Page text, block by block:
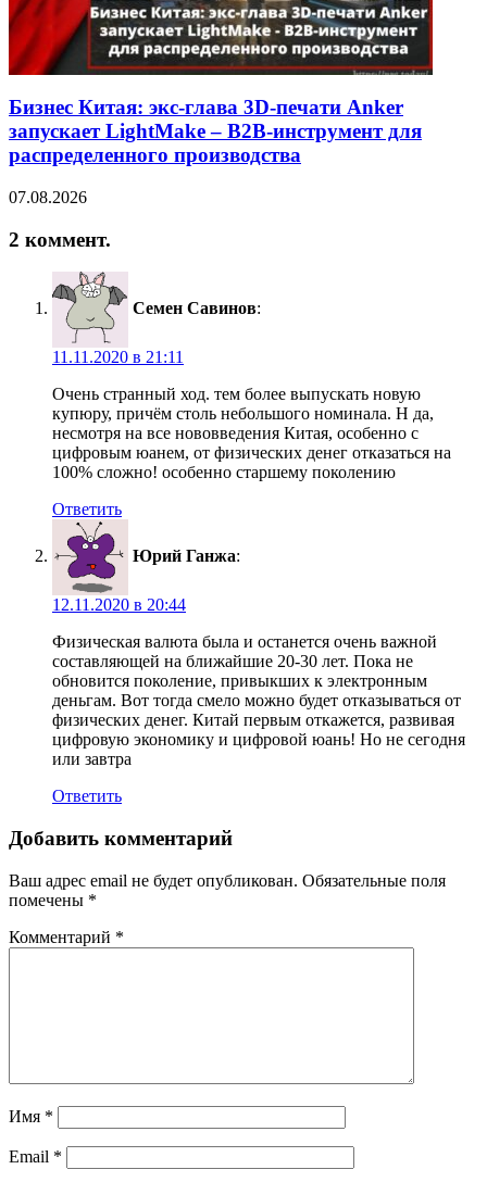
Бизнес Китая: экс-глава 3D-печати Anker
запускает LightMake – B2B-инструмент для
распределенного производства
07.08.2026
2 коммент.
Семен Савинов:
11.11.2020 в 21:11
Очень странный ход. тем более выпускать новую
купюру, причём столь небольшого номинала. Н да,
несмотря на все нововведения Китая, особенно с
цифровым юанем, от физических денег отказаться на
100% сложно! особенно старшему поколению
Ответить
Юрий Ганжа:
12.11.2020 в 20:44
Физическая валюта была и останется очень важной
составляющей на ближайшие 20-30 лет. Пока не
обновится поколение, привыкших к электронным
деньгам. Вот тогда смело можно будет отказываться от
физических денег. Китай первым откажется, развивая
цифровую экономику и цифровой юань! Но не сегодня
или завтра
Ответить
Добавить комментарий
Ваш адрес email не будет опубликован. Обязательные поля
помечены *
Комментарий *
Имя *
Email *